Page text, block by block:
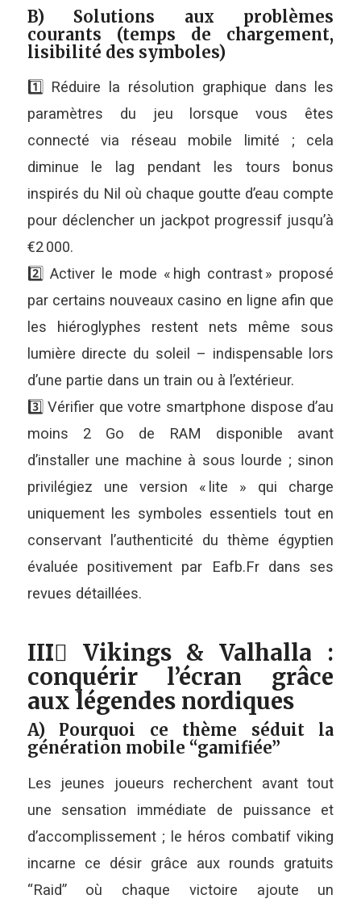
B) Solutions aux problèmes
courants (temps de chargement,
lisibilité des symboles)
1️⃣ Réduire la résolution graphique dans les
paramètres du jeu lorsque vous êtes
connecté via réseau mobile limité ; cela
diminue le lag pendant les tours bonus
inspirés du Nil où chaque goutte d’eau compte
pour déclencher un jackpot progressif jusqu’à
€2 000.
2️⃣ Activer le mode « high contrast » proposé
par certains nouveaux casino en ligne afin que
les hiéroglyphes restent nets même sous
lumière directe du soleil – indispensable lors
d’une partie dans un train ou à l’extérieur.
3️⃣ Vérifier que votre smartphone dispose d’au
moins 2 Go de RAM disponible avant
d’installer une machine à sous lourde ; sinon
privilégiez une version « lite » qui charge
uniquement les symboles essentiels tout en
conservant l’authenticité du thème égyptien
évaluée positivement par Eafb.Fr dans ses
revues détaillées.
III️⃣ Vikings & Valhalla :
conquérir l’écran grâce
aux légendes nordiques
A) Pourquoi ce thème séduit la
génération mobile “gamifiée”
Les jeunes joueurs recherchent avant tout
une sensation immédiate de puissance et
d’accomplissement ; le héros combatif viking
incarne ce désir grâce aux rounds gratuits
“Raid” où chaque victoire ajoute un